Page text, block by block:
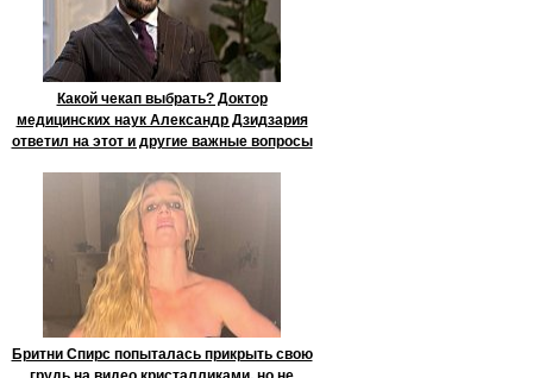
Какой чекап выбрать? Доктор
медицинских наук Александр Дзидзария
ответил на этот и другие важные вопросы
Бритни Спирс попыталась прикрыть свою